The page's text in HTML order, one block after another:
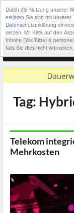
Durch die Nutzung unserer
erklären Sie sich mit unserer
Datenschutzerklärung
setzen. Mit Klick auf den
Inhalte (YouTube) &
falls Sie dies nicht
Tag:
Telekom
Mehrkosten